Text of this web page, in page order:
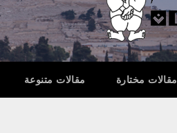
مقالات مختارة مقالات متنوعة